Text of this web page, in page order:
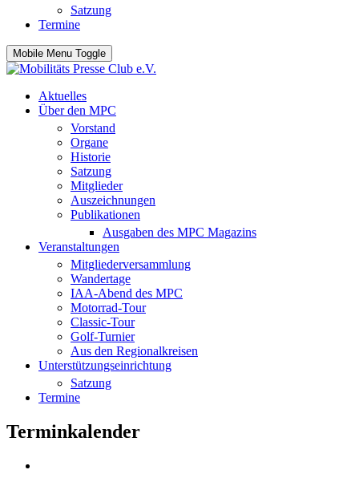
Satzung
Termine
Mobile Menu Toggle
Aktuelles
Über den MPC
Vorstand
Organe
Historie
Satzung
Mitglieder
Auszeichnungen
Publikationen
Ausgaben des MPC Magazins
Veranstaltungen
Mitgliederversammlung
Wandertage
IAA-Abend des MPC
Motorrad-Tour
Classic-Tour
Golf-Turnier
Aus den Regionalkreisen
Unterstützungseinrichtung
Satzung
Termine
Terminkalender